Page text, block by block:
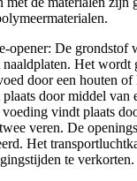
opener: De grondstof
Het wordt
door een houten
door middel van
voeding vindt plaats
veren. De
Het
te verkorten.